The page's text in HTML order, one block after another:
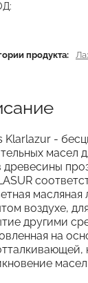
продукта:
Klarlazur -
масел
древесины
воздухе,
другими
на